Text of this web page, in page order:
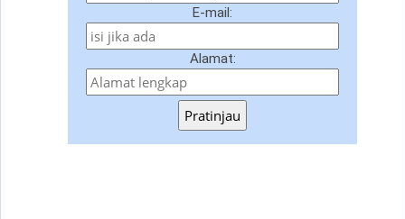
E-mail:
Alamat:
Pratinjau